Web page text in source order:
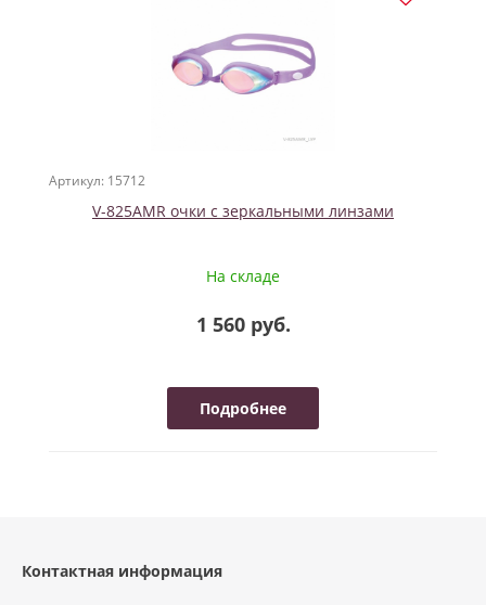
Артикул: 15712
V-825AMR очки с зеркальными линзами
На складе
1 560 руб.
Подробнее
Контактная информация